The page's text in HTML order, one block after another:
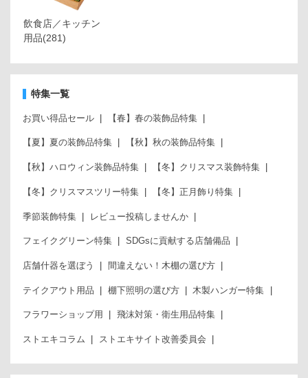
飲食店／キッチン
用品(281)
特集一覧
お買い得品セール 【春】春の装飾品特集
【夏】夏の装飾品特集 【秋】秋の装飾品特集
【秋】ハロウィン装飾品特集 【冬】クリスマス装飾特集
【冬】クリスマスツリー特集 【冬】正月飾り特集
季節装飾特集 レビュー投稿しませんか
フェイクグリーン特集 SDGsに貢献する店舗備品
店舗什器を選ぼう 間違えない！木棚の選び方
テイクアウト用品 棚下照明の選び方 木製ハンガー特集
フラワーショップ用 飛沫対策・衛生用品特集
ストエキコラム ストエキサイト改善委員会